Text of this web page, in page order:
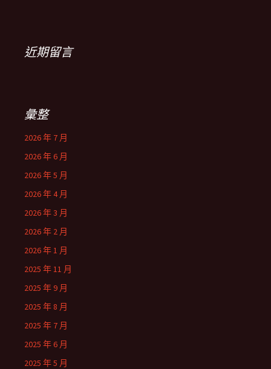
近期留言
彙整
2026 年 7 月
2026 年 6 月
2026 年 5 月
2026 年 4 月
2026 年 3 月
2026 年 2 月
2026 年 1 月
2025 年 11 月
2025 年 9 月
2025 年 8 月
2025 年 7 月
2025 年 6 月
2025 年 5 月